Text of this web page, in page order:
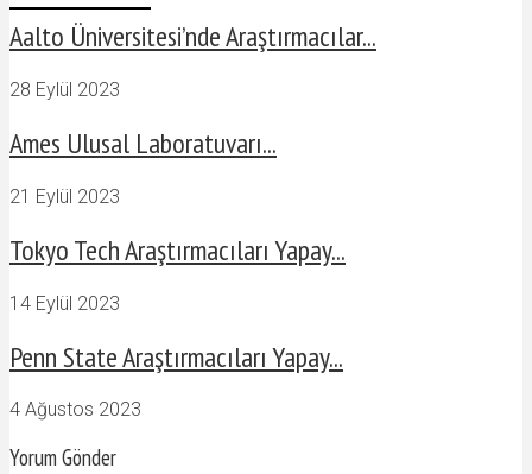
Aalto Üniversitesi’nde Araştırmacılar...
28 Eylül 2023
Ames Ulusal Laboratuvarı...
21 Eylül 2023
Tokyo Tech Araştırmacıları Yapay...
14 Eylül 2023
Penn State Araştırmacıları Yapay...
4 Ağustos 2023
Yorum Gönder